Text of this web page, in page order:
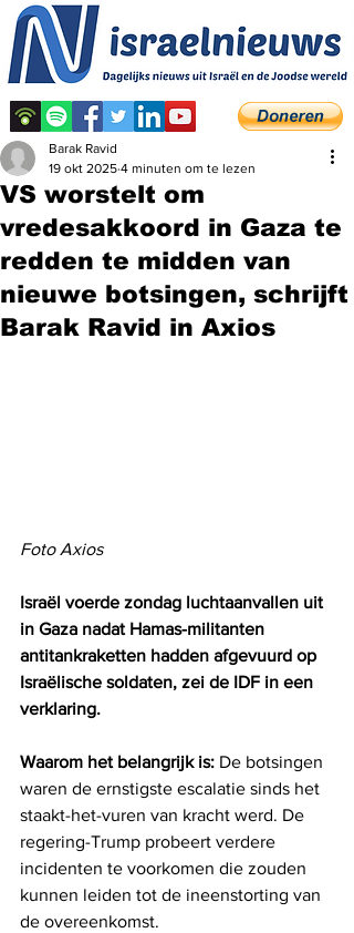
VS worstelt om
vredesakkoord in Gaza te
redden te midden van
nieuwe botsingen, schrijft
Barak Ravid in Axios
Barak Ravid
19 okt 2025 4 minuten om te lezen
Foto Axios
Israël voerde zondag luchtaanvallen uit
in Gaza nadat Hamas-militanten
antitankraketten hadden afgevuurd op
Israëlische soldaten, zei de IDF in een
verklaring.
Waarom het belangrijk is: De botsingen
waren de ernstigste escalatie sinds het
staakt-het-vuren van kracht werd. De
regering-Trump probeert verdere
incidenten te voorkomen die zouden
kunnen leiden tot de ineenstorting van
de overeenkomst.